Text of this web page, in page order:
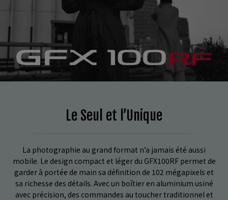
Le Seul et l’Unique
La photographie au grand format n’a jamais été aussi
mobile. Le design compact et léger du GFX100RF permet de
garder à portée de main sa définition de 102 mégapixels et
sa richesse des détails. Avec un boîtier en aluminium usiné
avec précision, des commandes au toucher traditionnel et